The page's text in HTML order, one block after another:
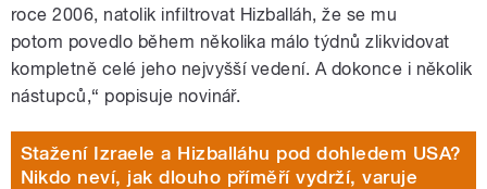
roce 2006, natolik infiltrovat Hizballáh, že se mu
potom povedlo během několika málo týdnů zlikvidovat
kompletně celé jeho nejvyšší vedení. A dokonce i několik
nástupců,“ popisuje novinář.
Stažení Izraele a Hizballáhu pod dohledem USA?
Nikdo neví, jak dlouho příměří vydrží, varuje